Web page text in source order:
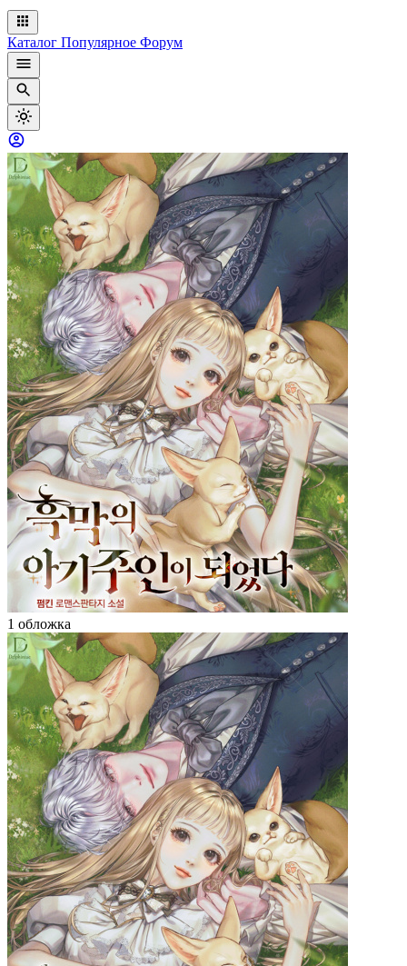
Каталог Популярное Форум
1 обложка